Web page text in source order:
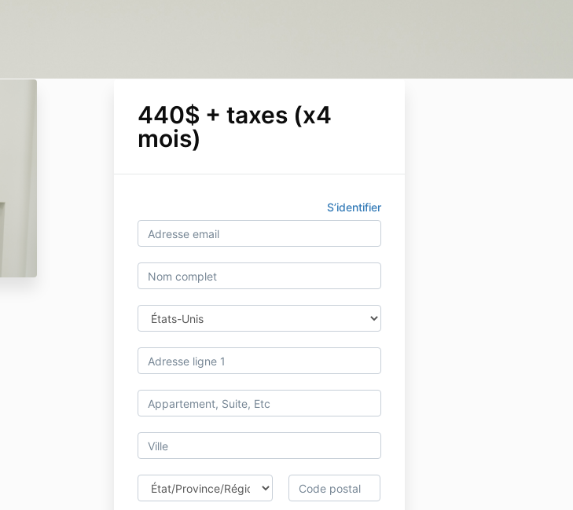
440$ + taxes (x4
mois)
S’identifier